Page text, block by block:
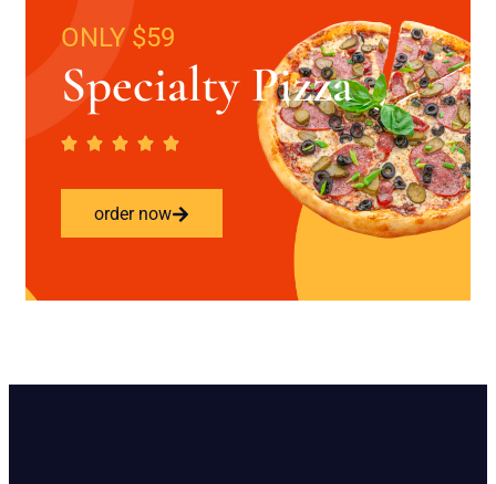
ONLY $59
Specialty Pizza
order now